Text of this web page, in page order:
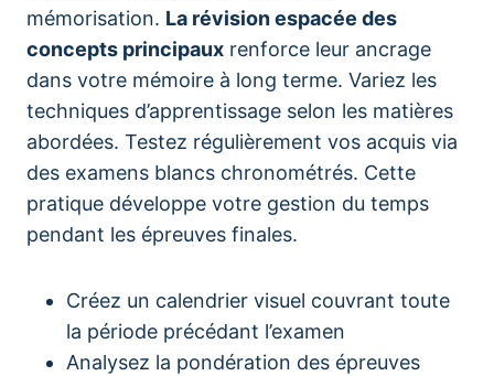
mémorisation. La révision espacée des
concepts principaux renforce leur ancrage
dans votre mémoire à long terme. Variez les
techniques d’apprentissage selon les matières
abordées. Testez régulièrement vos acquis via
des examens blancs chronométrés. Cette
pratique développe votre gestion du temps
pendant les épreuves finales.
Créez un calendrier visuel couvrant toute
la période précédant l’examen
Analysez la pondération des épreuves